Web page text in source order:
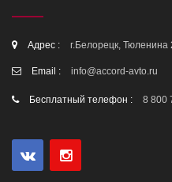
Адрес : г.Белорецк, Тюленина
Email : info@accord-avto.ru
Бесплатный телефон : 8 800